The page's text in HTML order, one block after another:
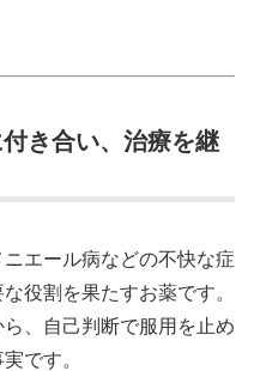
き合い、治療を継
エール病などの不快な症
役割を果たすお薬です。
、自己判断で服用を止め
です。